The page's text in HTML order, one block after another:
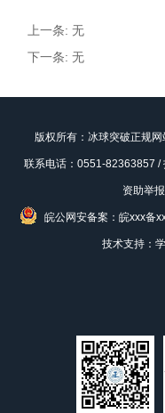
上一条: 无
下一条: 无
版权所有：冰球突破正规
联系电话：0551-82363857
资助举
皖公网安备案：皖xxx备
技术支持：